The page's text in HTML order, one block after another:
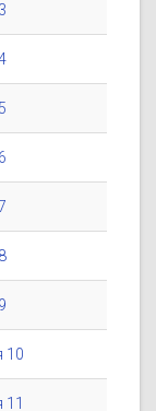
10
11